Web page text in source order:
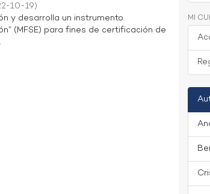
10-19)
y desarrolla un instrumento
(MFSE) para fines de certificación de
MI